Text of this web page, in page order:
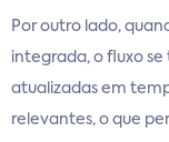
Por outro lado,
integrada, o fluxo
atualizadas em
relevantes, o que